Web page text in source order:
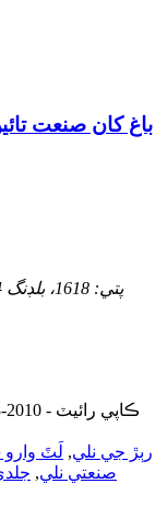
باغ کان صنعت
پتي:
© ڪاپي رائيٽ - 2010-2023: سڀ حق محفوظ آهن.
رٻڙ جي نلي, لَٽَ
صنعتي نلي,